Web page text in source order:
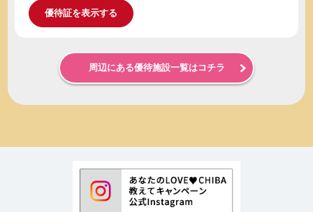
優待証を表示する
周辺にある優待施設一覧はコチラ